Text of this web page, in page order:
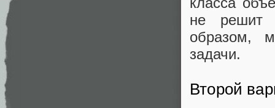
не решит
образом,
задачи.
Второй